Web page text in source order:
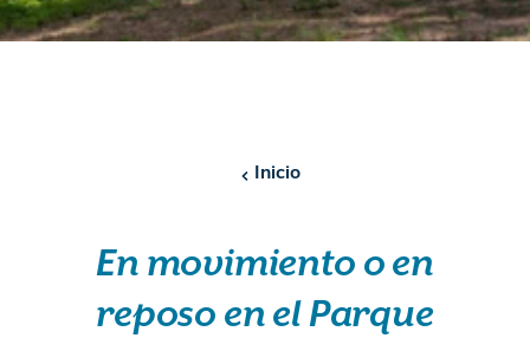
Inicio
En movimiento o en
reposo en el Parque